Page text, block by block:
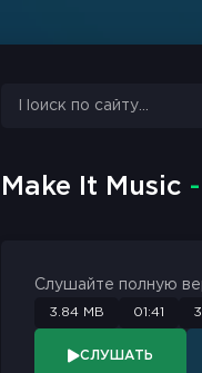
Make It Music
Слушайте полную
3.84 MB 01:41
СЛУШАТЬ